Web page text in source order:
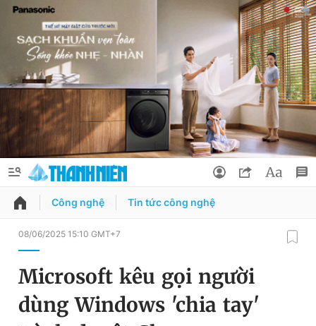
QUẢNG CÁO ĐẶT BÁO
Chuyên mục
Đổi mật khẩu
Tin đã lưu
Công nghệ Tin tức công nghệ
08/06/2025 15:10 GMT+7
Microsoft kêu gọi người
dùng Windows 'chia tay'